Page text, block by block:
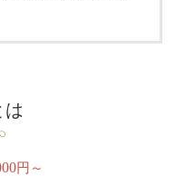
は
円～